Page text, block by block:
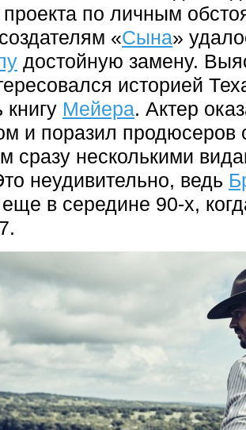
по личным
«Сына»
достойную замену.
историей
книгу Мейера. Актер
и поразил продюсеров
сразу несколькими
неудивительно, ведь
в середине 90-х,